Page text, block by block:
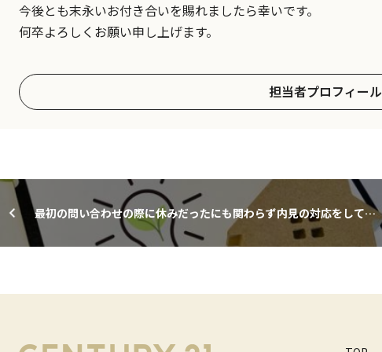
今後とも末永いお付き合いを賜れましたら幸いです。
何卒よろしくお願い申し上げます。
担当者プロフィール
最初の問い合わせの際に休みだったにも関わらず内見の対応をしても
らえて、無事に購入をすることが出来ました。